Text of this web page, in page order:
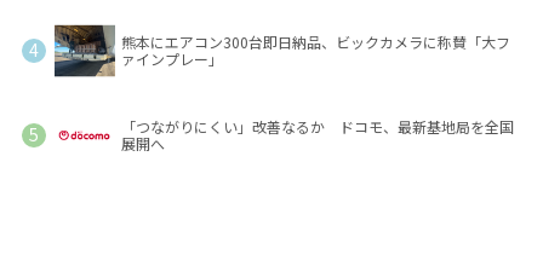
熊本にエアコン300台即日納品、ビックカメラに称賛「大フ
ァインプレー」
「つながりにくい」改善なるか ドコモ、最新基地局を全国
展開へ